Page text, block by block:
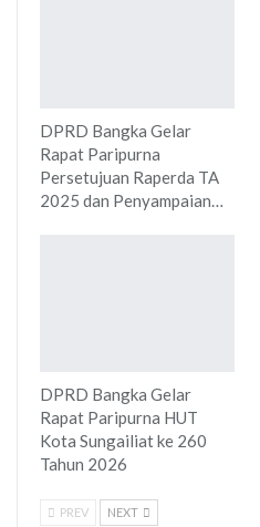
DPRD Bangka Gelar
Rapat Paripurna
Persetujuan Raperda TA
2025 dan Penyampaian…
DPRD Bangka Gelar
Rapat Paripurna HUT
Kota Sungailiat ke 260
Tahun 2026
PREV NEXT